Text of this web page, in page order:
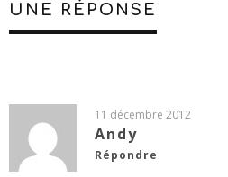
UNE RÉPONSE
11 décembre 2012
Andy
Répondre